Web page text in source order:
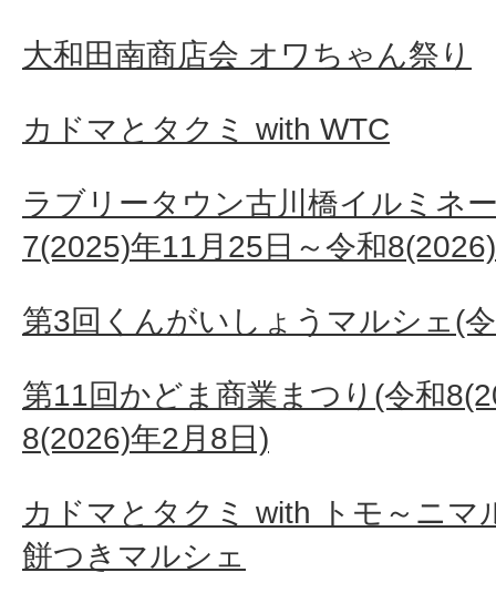
大和田南商店会 オワちゃん祭り
カドマとタクミ with WTC
ラブリータウン古川橋イルミネ
7(2025)年11月25日～令和
第3回くんがいしょうマルシェ(
第11回かどま商業まつり(令和
8(2026)年2月8日)
カドマとタクミ with トモ～ニマ
餅つきマルシェ